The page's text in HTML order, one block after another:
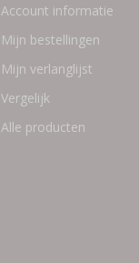
Account informatie
Mijn bestellingen
Mijn verlanglijst
Vergelijk
Alle producten